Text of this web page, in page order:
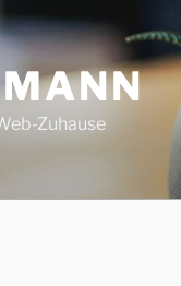
Zuhause